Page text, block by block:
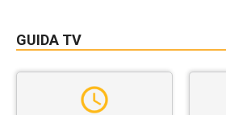
GUIDA TV